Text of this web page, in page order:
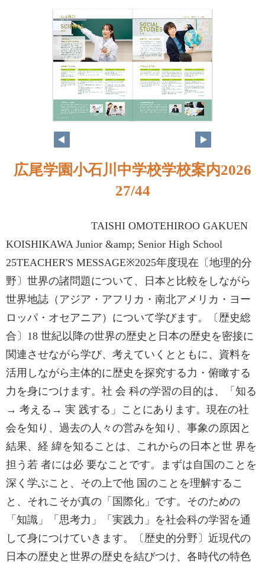
広尾学園小石川中学校学校案内2026
27/44
TAISHI OMOTEHIROO GAKUEN
KOISHIKAWA Junior &amp; Senior High School
25TEACHER'S MESSAGE※2025年度現在〔地理的分
野〕世界の諸問題について、日本と比較をしながら
世界地誌（アジア・アフリカ・南北アメリカ・ヨー
ロッパ・オセアニア）について学びます。〔歴史総
合〕18 世紀以降の世界の歴史と日本の歴史を密接に
関連させながら学び、考えていくとともに、資料を
活用しながら主体的に歴史を探究する力・俯瞰する
力を身につけます。社 会 科の学習の目的は、「知る
→ 考える→ 実 践する」ことにあります。現在の社
会を知り、過去の人々の営みを知り、事象の原因と
結果、経 緯を知ることは、これからの日本と世 界を
担う若 者には必 要なことです。まずは自国のことを
深く学ぶこと、その上で他 国のことを理解するこ
と、それこそが真の「国際化」です。そのための
「知識」「思考力」「実践力」を社会科の学習を通
して身につけていきます。〔歴史的分野〕近現代の
日本の歴史と世界の歴史を結びつけ、各時代の特色